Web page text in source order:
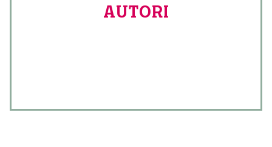
AUTORI